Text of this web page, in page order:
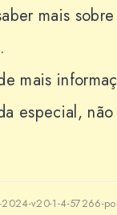
mais
mais
especial,
2024-v20-1-4-57266-